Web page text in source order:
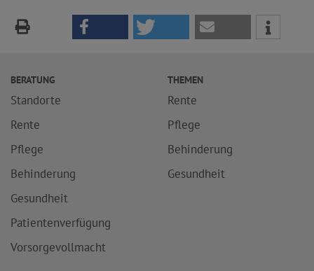
BERATUNG
Standorte
Rente
Pflege
Behinderung
Gesundheit
Patientenverfügung
Vorsorgevollmacht
THEMEN
Rente
Pflege
Behinderung
Gesundheit